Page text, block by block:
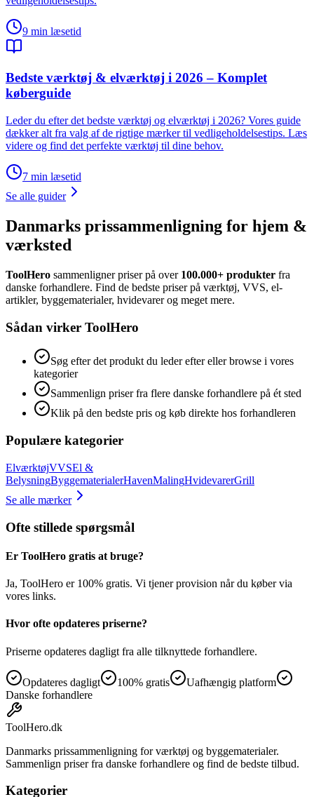
9 min læsetid
Bedste værktøj & elværktøj i 2026 – Komplet
køberguide
Leder du efter det bedste værktøj og elværktøj i 2026? Vores guide
dækker alt fra valg af de rigtige mærker til vedligeholdelsestips. Læs
videre og find det perfekte værktøj til dine behov.
7 min læsetid
Se alle guider
Danmarks prissammenligning for hjem &
værksted
ToolHero sammenligner priser på over 100.000+ produkter fra
danske forhandlere. Find de bedste priser på værktøj, VVS, el-
artikler, byggematerialer, hvidevarer og meget mere.
Sådan virker ToolHero
Søg efter det produkt du leder efter eller browse i vores
kategorier
Sammenlign priser fra flere danske forhandlere på ét sted
Klik på den bedste pris og køb direkte hos forhandleren
Populære kategorier
ElværktøjVVSEl &
BelysningByggematerialerHavenMalingHvidevarerGrill
Se alle mærker
Ofte stillede spørgsmål
Er ToolHero gratis at bruge?
Ja, ToolHero er 100% gratis. Vi tjener provision når du køber via
vores links.
Hvor ofte opdateres priserne?
Priserne opdateres dagligt fra alle tilknyttede forhandlere.
Opdateres dagligt 100% gratis
Uafhængig platform
Danske forhandlere
ToolHero.dk
Danmarks prissammenligning for værktøj og byggematerialer.
Sammenlign priser fra danske forhandlere og find de bedste tilbud.
Kategorier